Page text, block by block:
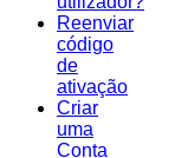
Reenviar
código
de
ativação
Criar
uma
Conta